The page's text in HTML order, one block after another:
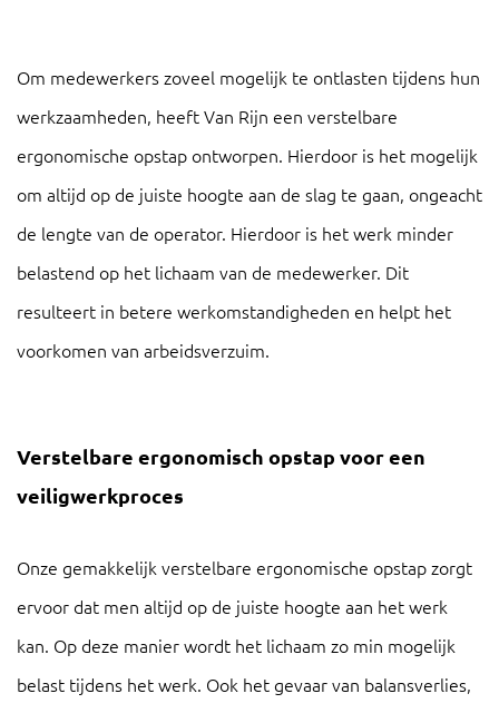
Om medewerkers zoveel mogelijk te ontlasten tijdens hun
werkzaamheden, heeft Van Rijn een verstelbare
ergonomische opstap ontworpen. Hierdoor is het mogelijk
om altijd op de juiste hoogte aan de slag te gaan, ongeacht
de lengte van de operator. Hierdoor is het werk minder
belastend op het lichaam van de medewerker. Dit
resulteert in betere werkomstandigheden en helpt het
voorkomen van arbeidsverzuim.
Verstelbare ergonomisch opstap voor een
veiligwerkproces
Onze gemakkelijk verstelbare ergonomische opstap zorgt
ervoor dat men altijd op de juiste hoogte aan het werk
kan. Op deze manier wordt het lichaam zo min mogelijk
belast tijdens het werk. Ook het gevaar van balansverlies,